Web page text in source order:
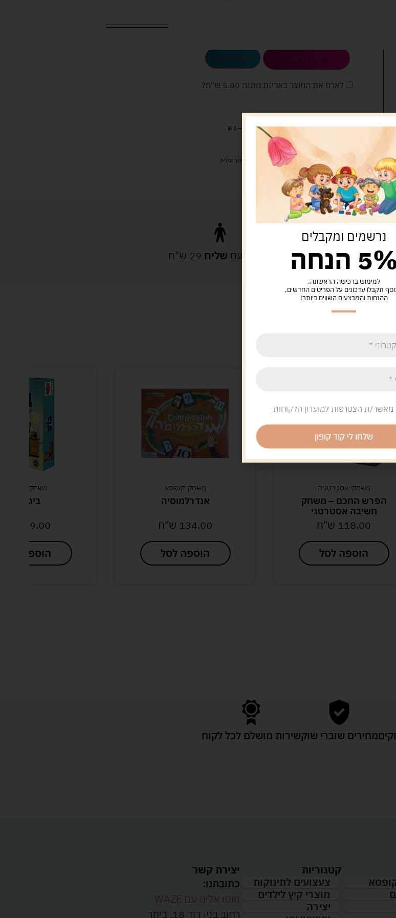
הוספה לסל
לארוז את המוצר באריזת מתנה 5.00 ש"ח ?
מעל 329 ש"ח, משלוח עם שליח עד הבית חינם! – 0 ₪
זמן אספקה: עד 4 ימי עסקים.
איסוף עצמי: מ"ביתר טויס" רחוב בניין דוד 18, ביתר עילית.
משלוח עם שליח 29 ש"ח
קשורים
משחקי אסטרטגיה
הפרש החכם – משחק
חשיבה אסטרטגי
118.00 ש"ח
הוספה לסל
משחקי קופסא
אנדרלמוסיה
134.00 ש"ח
הוספה לסל
משחקי חשיבה
ביג בוס
59.00
הוספה לסל
מחירים שוברי שוקשירות מושלם לכל לקוח
קטגוריות
צעצועים לתינוקות
מוצרי קיץ לילדים
יצירה
יצירת קשר
כתובתנו:
נווטו אלינו עם WAZE
רחוב בנין דוד 18, ביתר
נרשמים ומקבלים
הנחה
למימוש ברכישה הראשונה.
תקבלו עדכונים על הפריטים החדשים,
ההנחות והמבצעים השווים ביותר!
מאשר/ת הצטרפות למועדון הלקוחות
שלחו לי קוד קופון